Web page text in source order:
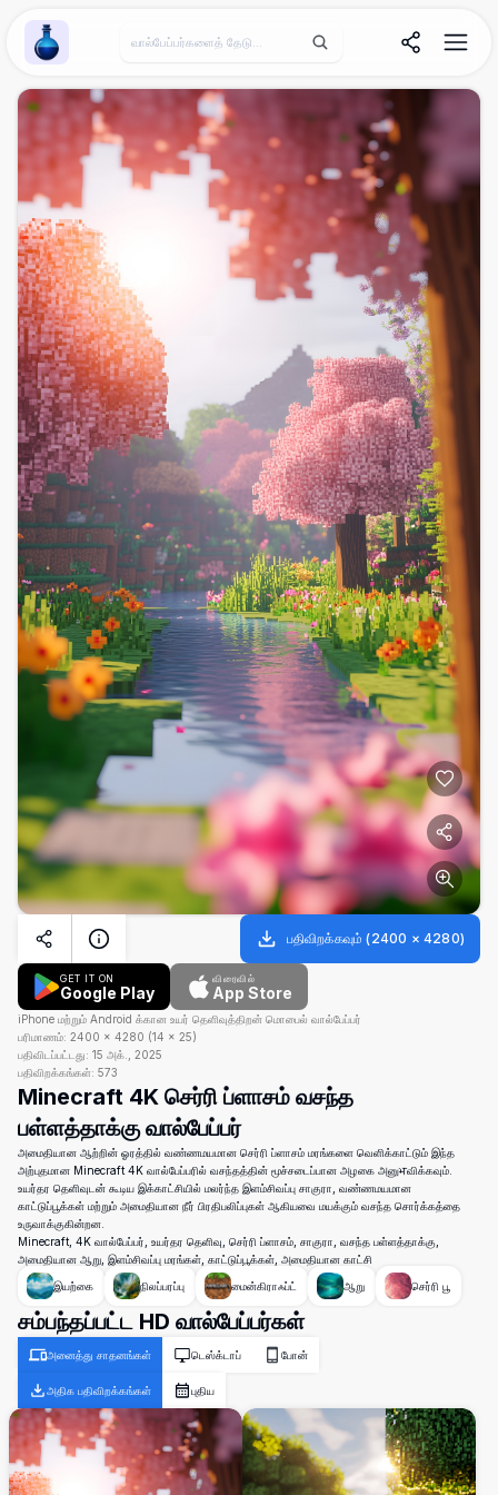
Wallpaper Alchemy
பதிவிறக்கவும் (2400 × 4280)
GET IT ON
Google Play
விரைவில்
App Store
iPhone மற்றும் Android க்கான உயர் தெளிவுத்திறன் மொபைல் வால்பேப்பர்
பரிமாணம்: 2400 × 4280 (14 × 25)
பதிவிடப்பட்டது: 15 அக்., 2025
பதிவிறக்கங்கள்: 573
Minecraft 4K செர்ரி ப்ளாசம் வசந்த
பள்ளத்தாக்கு வால்பேப்பர்
அமைதியான ஆற்றின் ஓரத்தில் வண்ணமயமான செர்ரி ப்ளாசம் மரங்களை வெளிக்காட்டும் இந்த
அற்புதமான Minecraft 4K வால்பேப்பரில் வசந்தத்தின் மூச்சடைப்பான அழகை அனுभவிக்கவும்.
உயர்தர தெளிவுடன் கூடிய இக்காட்சியில் மலர்ந்த இளம்சிவப்பு சாகுரா, வண்ணமயமான
காட்டுப்பூக்கள் மற்றும் அமைதியான நீர் பிரதிபலிப்புகள் ஆகியவை மயக்கும் வசந்த சொர்க்கத்தை
உருவாக்குகின்றன.
Minecraft, 4K வால்பேப்பர், உயர்தர தெளிவு, செர்ரி ப்ளாசம், சாகுரா, வசந்த பள்ளத்தாக்கு,
அமைதியான ஆறு, இளம்சிவப்பு மரங்கள், காட்டுப்பூக்கள், அமைதியான காட்சி
இயற்கை
நிலப்பரப்பு மைன்கிராஃப்ட் ஆறு செர்ரி பூ
சம்பந்தப்பட்ட HD வால்பேப்பர்கள்
அனைத்து சாதனங்கள் டெஸ்க்டாப் போன்
அதிக பதிவிறக்கங்கள் புதிய